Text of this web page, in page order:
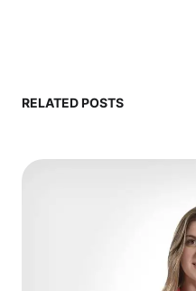
RELATED POSTS